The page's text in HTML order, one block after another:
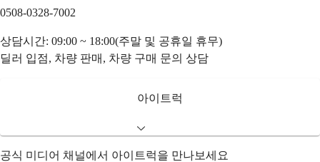
0508-0328-7002
상담시간: 09:00 ~ 18:00(주말 및 공휴일 휴무)
딜러 입점, 차량 판매, 차량 구매 문의 상담
아이트럭
공식 미디어 채널에서 아이트럭을 만나보세요